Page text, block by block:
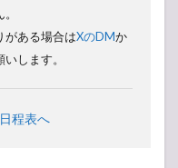
がある場合はXのDMか
します。
程表へ